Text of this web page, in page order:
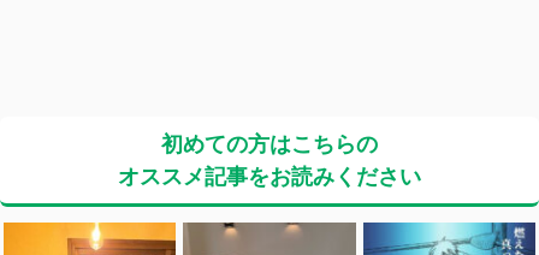
初めての方はこちらの
オススメ記事をお読みください